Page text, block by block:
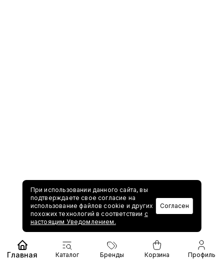
При использовании данного сайта, вы
подтверждаете свое согласие на
использование файлов cookie и других
похожих технологий в соответствии с
настоящим Уведомлением.
Согласен
Главная Каталог Бренды Корзина Профиль